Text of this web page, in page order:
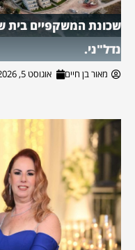
שכונת המשקפיים בית
נדל"ני.
מאור בן חיים אוגוסט 5, 2026